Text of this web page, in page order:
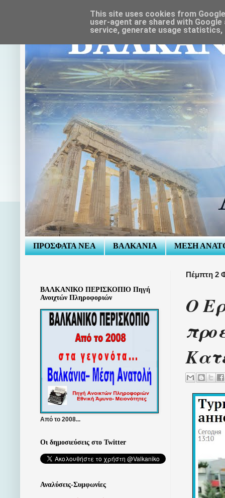
ΠΡΟΣΦΑΤΑ ΝΕΑ ΒΑΛΚΑΝΙΑ ΜΕΣΗ
Πέμπτη 2
Ο
ΒΑΛΚΑΝΙΚΟ ΠΕΡΙΣΚΟΠΙΟ Πηγή
Ανοιχτών Πληροφοριών
Από το 2008...
Οι δημοσιεύσεις στο Twitter
Αναλύσεις-Συμφωνίες
This site uses cookies from
user-agent are shared with
service, generate usage statistics,